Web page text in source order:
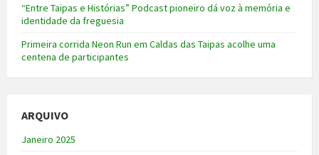
“Entre Taipas e Histórias” Podcast pioneiro dá voz à memória e
identidade da freguesia
Primeira corrida Neon Run em Caldas das Taipas acolhe uma
centena de participantes
ARQUIVO
Janeiro 2025